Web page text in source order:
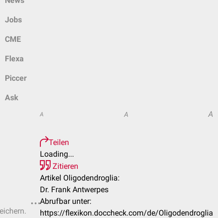
Jobs
CME
Flexa
Piccer
Ask
A A A
Teilen
Loading...
Zitieren
Artikel Oligodendroglia:
Dr. Frank Antwerpes
Abrufbar unter:
https://flexikon.doccheck.com/de/Oligodendroglia